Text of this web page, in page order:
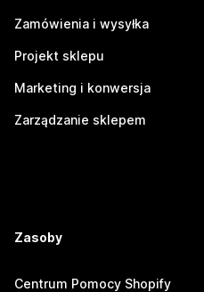
Zamówienia i wysyłka
Projekt sklepu
Marketing i konwersja
Zarządzanie sklepem
Zasoby
Centrum Pomocy Shopify